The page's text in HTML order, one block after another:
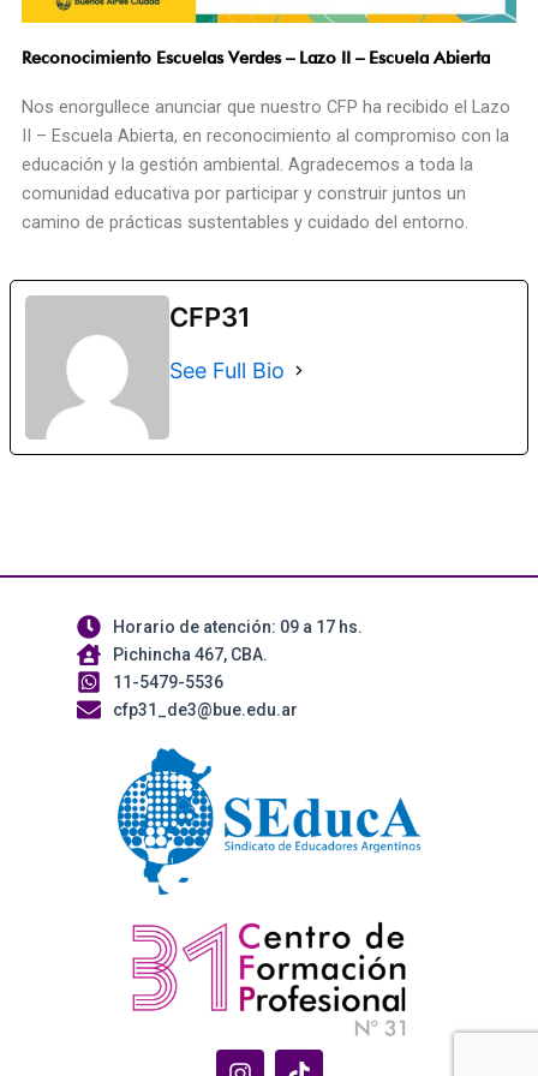
Reconocimiento Escuelas Verdes – Lazo II – Escuela Abierta
Nos enorgullece anunciar que nuestro CFP ha recibido el Lazo
II – Escuela Abierta, en reconocimiento al compromiso con la
educación y la gestión ambiental. Agradecemos a toda la
comunidad educativa por participar y construir juntos un
camino de prácticas sustentables y cuidado del entorno.
CFP31
See Full Bio
Horario de atención: 09 a 17 hs.
Pichincha 467, CBA.
11-5479-5536
cfp31_de3@bue.edu.ar
I
T